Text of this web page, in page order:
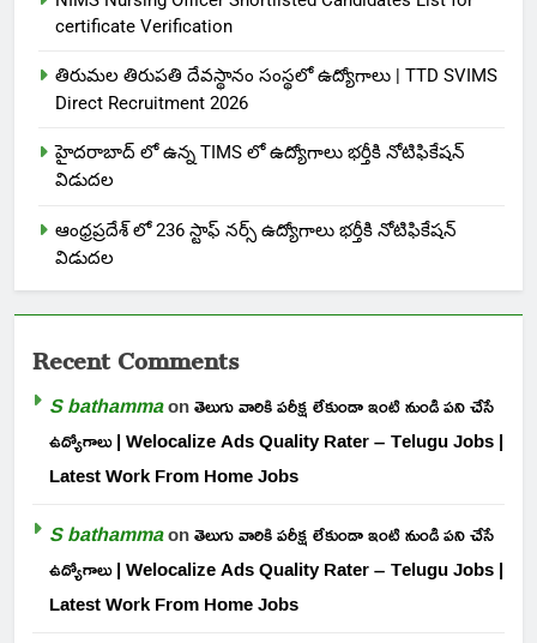
certificate Verification
తిరుమల తిరుపతి దేవస్థానం సంస్థలో ఉద్యోగాలు | TTD SVIMS
Direct Recruitment 2026
హైదరాబాద్ లో ఉన్న TIMS లో ఉద్యోగాలు భర్తీకి నోటిఫికేషన్
విడుదల
ఆంధ్రప్రదేశ్ లో 236 స్టాఫ్ నర్స్ ఉద్యోగాలు భర్తీకి నోటిఫికేషన్
విడుదల
Recent Comments
S bathammaonతెలుగు వారికి పరీక్ష లేకుండా ఇంటి నుండి పని చేసే
ఉద్యోగాలు | Welocalize Ads Quality Rater – Telugu Jobs |
Latest Work From Home Jobs
S bathammaonతెలుగు వారికి పరీక్ష లేకుండా ఇంటి నుండి పని చేసే
ఉద్యోగాలు | Welocalize Ads Quality Rater – Telugu Jobs |
Latest Work From Home Jobs